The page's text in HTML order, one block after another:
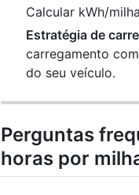
Calcular kWh/
Estratégia de
carregamento
do seu veículo.
Perguntas
horas por